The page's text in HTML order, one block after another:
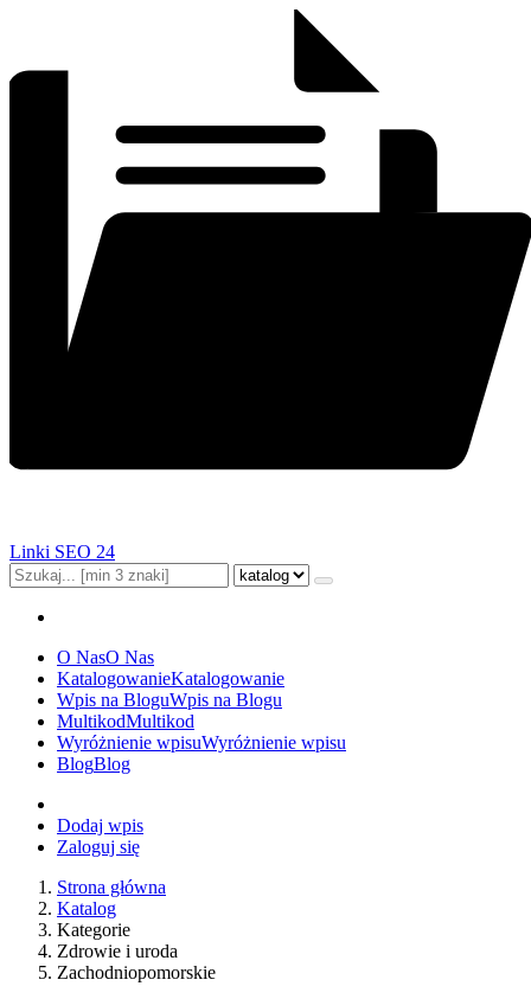
Linki SEO 24
O NasO Nas
KatalogowanieKatalogowanie
Wpis na BloguWpis na Blogu
MultikodMultikod
Wyróżnienie wpisuWyróżnienie wpisu
BlogBlog
Dodaj wpis
Zaloguj się
Strona główna
Katalog
Kategorie
Zdrowie i uroda
Zachodniopomorskie